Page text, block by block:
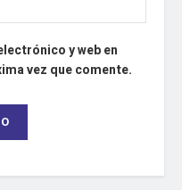
y web en
vez que comente.